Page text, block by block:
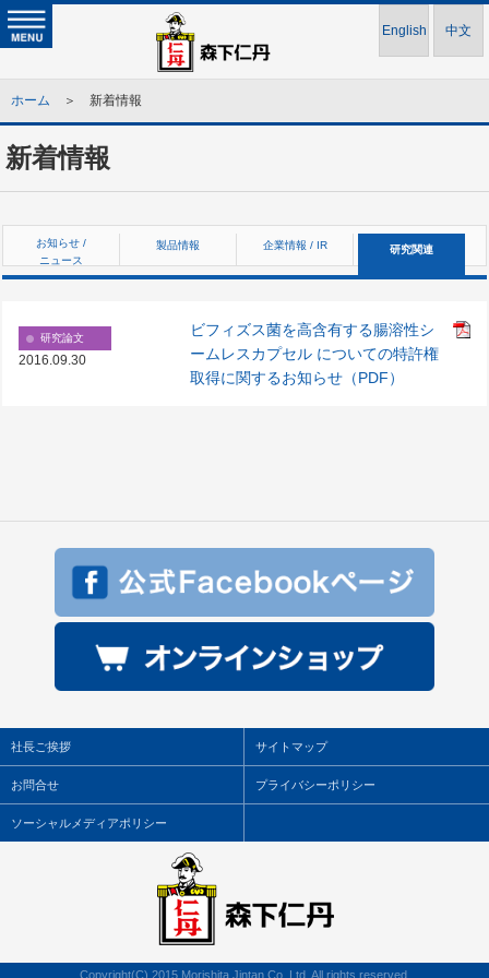
English 中文
ホーム ＞ 新着情報
新着情報
お知らせ /
ニュース
製品情報 企業情報 / IR 研究関連
研究論文
2016.09.30
ビフィズス菌を高含有する腸溶性シ
ームレスカプセル についての特許権
取得に関するお知らせ（PDF）
社長ご挨拶 サイトマップ
お問合せ プライバシーポリシー
ソーシャルメディアポリシー
Copyright(C) 2015 Morishita Jintan Co.,Ltd. All rights reserved.